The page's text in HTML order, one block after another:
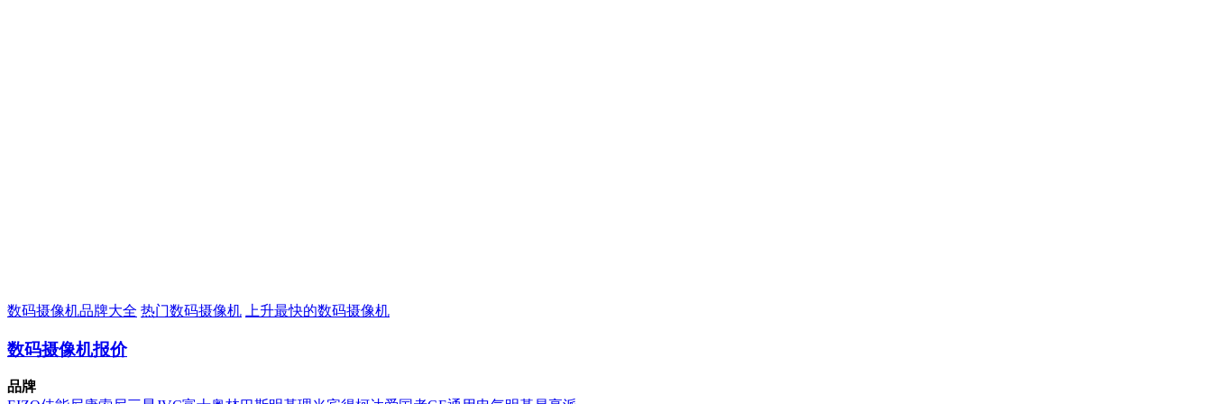
数码摄像机品牌大全 热门数码摄像机 上升最快的数码摄像机
数码摄像机报价
品牌